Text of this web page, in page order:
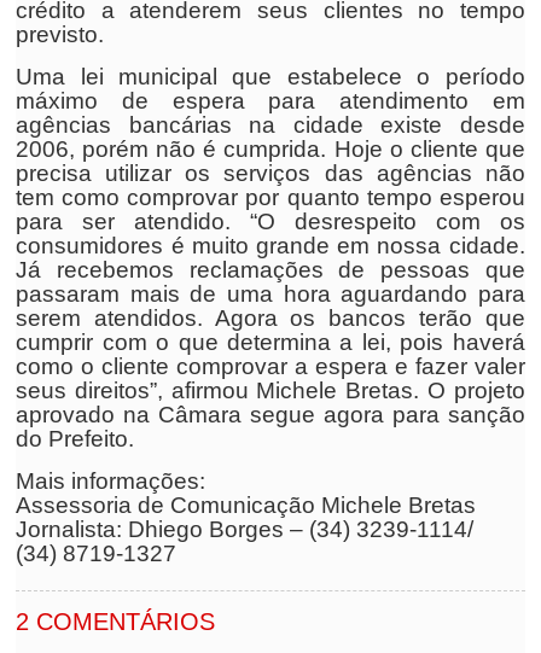
crédito a atenderem seus clientes no tempo
previsto.
Uma lei municipal que estabelece o período
máximo de espera para atendimento em
agências bancárias na cidade existe desde
2006, porém não é cumprida. Hoje o cliente que
precisa utilizar os serviços das agências não
tem como comprovar por quanto tempo esperou
para ser atendido. “O desrespeito com os
consumidores é muito grande em nossa cidade.
Já recebemos reclamações de pessoas que
passaram mais de uma hora aguardando para
serem atendidos. Agora os bancos terão que
cumprir com o que determina a lei, pois haverá
como o cliente comprovar a espera e fazer valer
seus direitos”, afirmou Michele Bretas. O projeto
aprovado na Câmara segue agora para sanção
do Prefeito.
Mais informações:
Assessoria de Comunicação Michele Bretas
Jornalista: Dhiego Borges – (34) 3239-1114/
(34) 8719-1327
2 COMENTÁRIOS